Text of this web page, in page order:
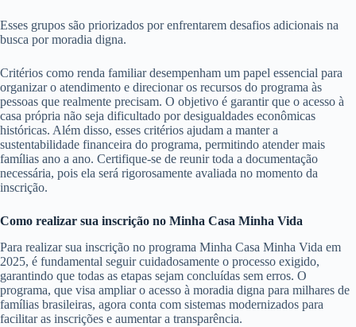
Esses grupos são priorizados por enfrentarem desafios adicionais na
busca por moradia digna.
Critérios como renda familiar desempenham um papel essencial para
organizar o atendimento e direcionar os recursos do programa às
pessoas que realmente precisam. O objetivo é garantir que o acesso à
casa própria não seja dificultado por desigualdades econômicas
históricas. Além disso, esses critérios ajudam a manter a
sustentabilidade financeira do programa, permitindo atender mais
famílias ano a ano. Certifique-se de reunir toda a documentação
necessária, pois ela será rigorosamente avaliada no momento da
inscrição.
Como realizar sua inscrição no Minha Casa Minha Vida
Para realizar sua inscrição no programa Minha Casa Minha Vida em
2025, é fundamental seguir cuidadosamente o processo exigido,
garantindo que todas as etapas sejam concluídas sem erros. O
programa, que visa ampliar o acesso à moradia digna para milhares de
famílias brasileiras, agora conta com sistemas modernizados para
facilitar as inscrições e aumentar a transparência.